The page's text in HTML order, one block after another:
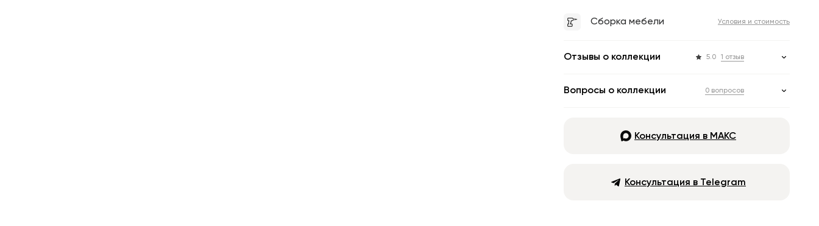
Сборка мебели Условия и стоимость
Отзывы о коллекции 5.0 1 отзыв
Вопросы о коллекции 0 вопросов
Консультация в МАКС
Консультация в Telegram